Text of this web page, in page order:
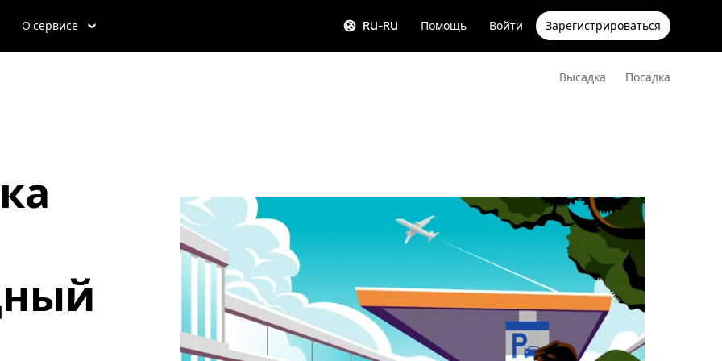
О сервисе RU-RU Помощь Войти Зарегистрироваться
Высадка Посадка